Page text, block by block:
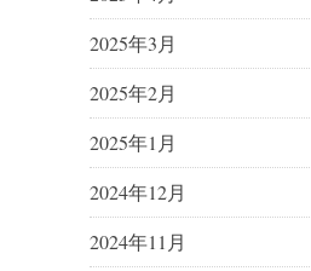
2025年3月
2025年2月
2025年1月
2024年12月
2024年11月